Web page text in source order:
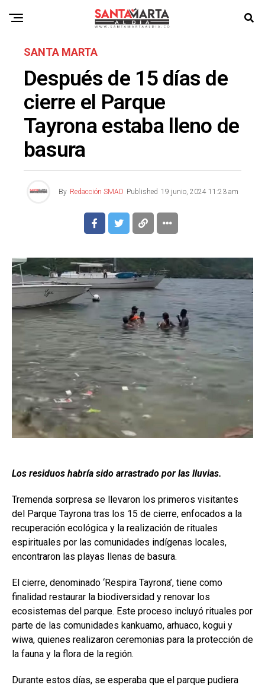
SANTA MARTA
Después de 15 días de
cierre el Parque
Tayrona estaba lleno de
basura
By Redacción SMAD Published 19 junio, 2024 11:23 am
Los residuos habría sido arrastrado por las lluvias.
Tremenda sorpresa se llevaron los primeros visitantes
del Parque Tayrona tras los 15 de cierre, enfocados a la
recuperación ecológica y la realización de rituales
espirituales por las comunidades indígenas locales,
encontraron las playas llenas de basura.
El cierre, denominado ‘Respira Tayrona’, tiene como
finalidad restaurar la biodiversidad y renovar los
ecosistemas del parque. Este proceso incluyó rituales por
parte de las comunidades kankuamo, arhuaco, kogui y
wiwa, quienes realizaron ceremonias para la protección de
la fauna y la flora de la región.
Durante estos días, se esperaba que el parque pudiera